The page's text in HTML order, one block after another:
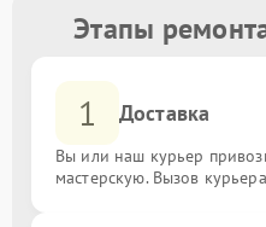
Этапы
1 Доставка
Вы или наш курьер
мастерскую. Вызов